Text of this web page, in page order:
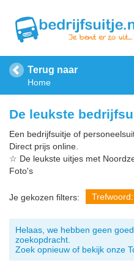
Terug naar
Home
De leukste
Een bedrijfsuitje of
Direct prijs online.
☆ De leukste uitjes met
Foto's
Je gekozen filters:
Helaas, we hebben geen
zoekopdracht.
Zoek opnieuw of bekijk onze